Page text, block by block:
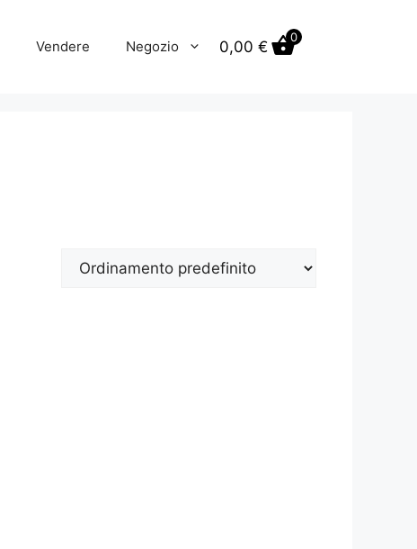
Vendere Negozio 0,00 €
0